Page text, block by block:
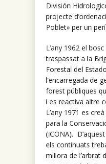
División
projecte
Poblet» per un
L’any 1962 el
traspassat a la
Forestal del
l’encarregada de
forest públiques
i es reactiva altre
L’any 1971 es
para la
(ICONA).
els continuats
millora de l’arbrat